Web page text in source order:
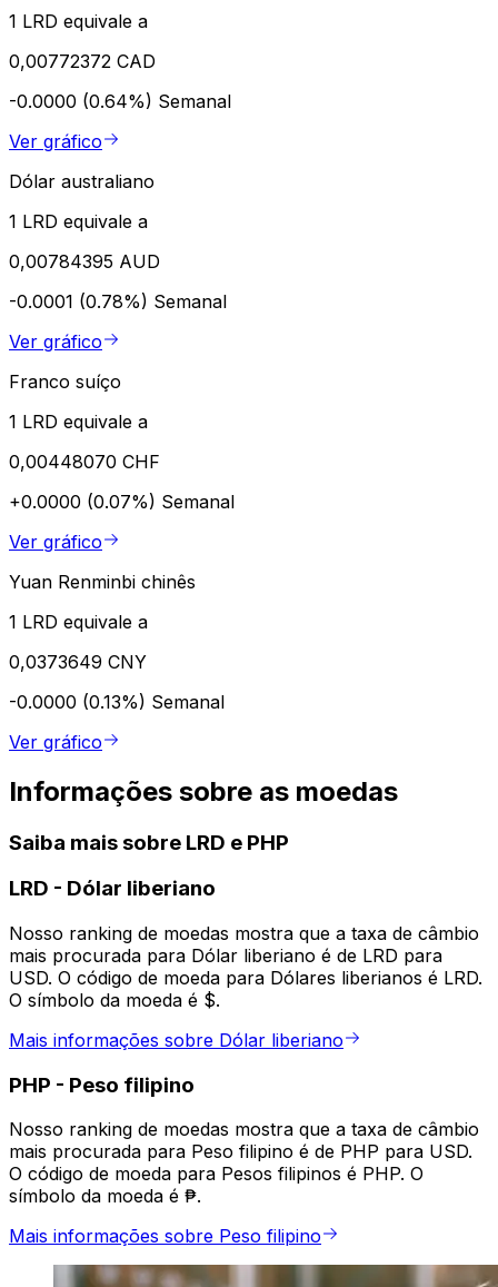
1 LRD equivale a
0,00772372 CAD
-0.0000 (0.64%) Semanal
Ver gráfico
Dólar australiano
1 LRD equivale a
0,00784395 AUD
-0.0001 (0.78%) Semanal
Ver gráfico
Franco suíço
1 LRD equivale a
0,00448070 CHF
+0.0000 (0.07%) Semanal
Ver gráfico
Yuan Renminbi chinês
1 LRD equivale a
0,0373649 CNY
-0.0000 (0.13%) Semanal
Ver gráfico
Informações sobre as moedas
Saiba mais sobre LRD e PHP
LRD - Dólar liberiano
Nosso ranking de moedas mostra que a taxa de câmbio
mais procurada para Dólar liberiano é de LRD para
USD. O código de moeda para Dólares liberianos é LRD.
O símbolo da moeda é $.
Mais informações sobre Dólar liberiano
PHP - Peso filipino
Nosso ranking de moedas mostra que a taxa de câmbio
mais procurada para Peso filipino é de PHP para USD.
O código de moeda para Pesos filipinos é PHP. O
símbolo da moeda é ₱.
Mais informações sobre Peso filipino